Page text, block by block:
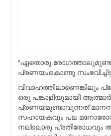
“ഏതൊരു
പ്രണയംകൊണ്ടു
വിവാഹത്തിലാണെങ്കിലും
ഒരു പങ്കാളിയുമായി
പ്രണയമുണ്ടാവുന്നത്
സഹായകവും പല
നല്ലൊരു പ്രതിരോധവും